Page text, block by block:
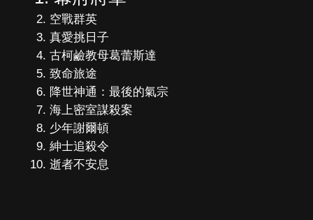
空戰群英
真愛挑日子
古柯鹼教母葛蕾斯達
致命旅途
降世神通：最後的氣宗
海上密室謀殺案
少年謝爾頓
紳士追殺令
逝者不安息